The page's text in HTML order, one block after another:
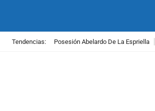
Tendencias: Posesión Abelardo De La Espriella